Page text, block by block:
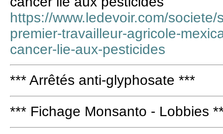
https://www.ledevoir.com/
premier-travailleur-agricole-
cancer-lie-aux-pesticides
*** Arrêtés anti-glyphosate ***
*** Fichage Monsanto - Lobbies